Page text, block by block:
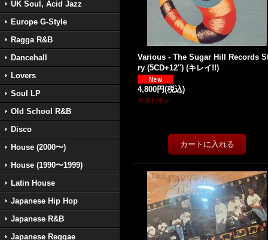
UK Soul, Acid Jazz
Europe G-Style
Ragga R&B
Dancehall
Lovers
Soul LP
Old School R&B
Disco
House (2000〜)
House (1990〜1999)
Latin House
Japanese Hip Hop
Japanese R&B
Japanese Reggae
Various - The Sugar Hill Records
ry (5CD+12'') (キレイ!!)
4,800円(税込)
在庫わずか